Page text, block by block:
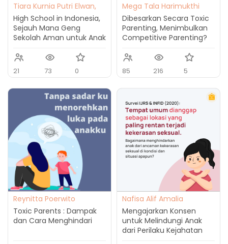
Tiara Kurnia Putri Elwan,
M.Psi., Psikolog
High School in Indonesia,
Sejauh Mana Geng
Sekolah Aman untuk Anak
21 73 0
Mega Tala Harimukthi
Dibesarkan Secara Toxic
Parenting, Menimbulkan
Competitive Parenting?
85 216 5
Reynitta Poerwito
Toxic Parents : Dampak
dan Cara Menghindari
Nafisa Alif Amalia
Mengajarkan Konsen
untuk Melindungi Anak
dari Perilaku Kejahatan